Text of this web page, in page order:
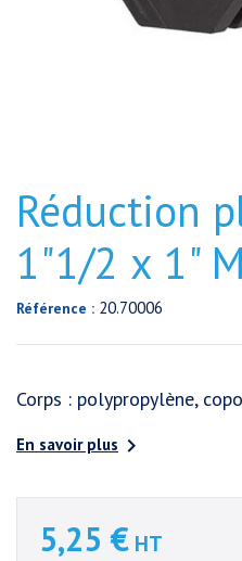
Réduction
1"1/2 x 1"
Référence : 20.70006
Corps : polypropylène,
En savoir plus 
5,25 € HT